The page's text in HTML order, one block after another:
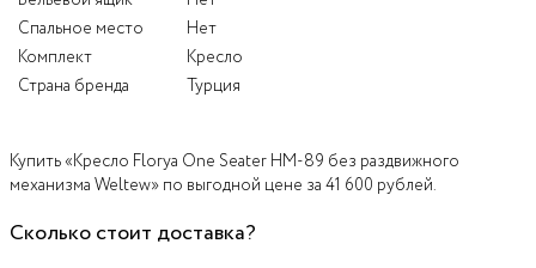
Спальное место
Нет
Комплект
Кресло
Страна бренда
Турция
Купить «Кресло Florya One Seater HM-89 без раздвижного
механизма Weltew» по выгодной цене за 41 600 рублей.
Сколько стоит доставка?